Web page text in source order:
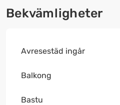
Bekvämligheter
Avresestäd ingår
Balkong
Bastu